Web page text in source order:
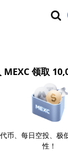
MEXC 领取
币、每日空投、极
性！